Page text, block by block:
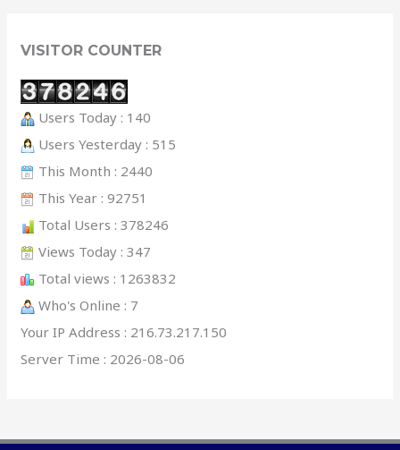
VISITOR COUNTER
Users Today : 140
Users Yesterday : 515
This Month : 2440
This Year : 92751
Total Users : 378246
Views Today : 347
Total views : 1263832
Who's Online : 7
Your IP Address : 216.73.217.150
Server Time : 2026-08-06